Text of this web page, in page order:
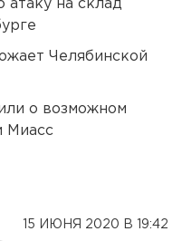
атаку на склад
Челябинской
о возможном
Миасс
15 ИЮНЯ 2020 В 19:42